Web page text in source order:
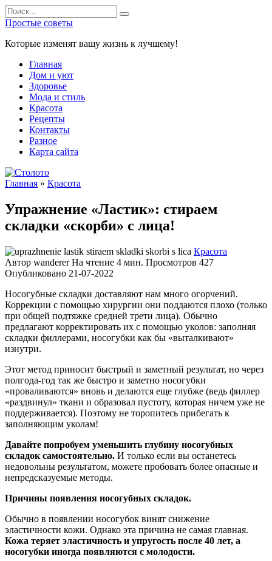
Перейти
к
содержанию
Search
for:
Простые советы
Которые изменят вашу жизнь к лучшему!
Главная
Дом и уют
Здоровье
Мода и стиль
Красота
Рецепты
Контакты
Разное
Карта сайта
Главная » Красота
Упражнение «Ластик»: стираем
складки «скорби» с лица!
Красота
Автор wanderer На чтение 4 мин. Просмотров 427
Опубликовано 21-07-2022
Носогубные складки доставляют нам много огорчений.
Коррекции с помощью хирургии они поддаются плохо (только
при общей подтяжке средней трети лица). Обычно
предлагают корректировать их с помощью уколов: заполняя
складки филлерами, носогубки как бы «выталкивают»
изнутри.
Этот метод приносит быстрый и заметный результат, но через
полгода-год так же быстро и заметно носогубки
«проваливаются» вновь и делаются еще глубже (ведь филлер
«раздвинул» ткани и образовал пустоту, которая ничем уже не
поддерживается). Поэтому не торопитесь прибегать к
заполняющим уколам!
Давайте попробуем уменьшить глубину носогубных
складок самостоятельно. И только если вы останетесь
недовольны результатом, можете пробовать более опасные и
непредсказуемые методы.
Причины появления носогубных складок.
Обычно в появлении носогубок винят снижение
эластичности кожи. Однако эта причина не самая главная.
Кожа теряет эластичность и упругость после 40 лет, а
носогубки иногда появляются с молодости.